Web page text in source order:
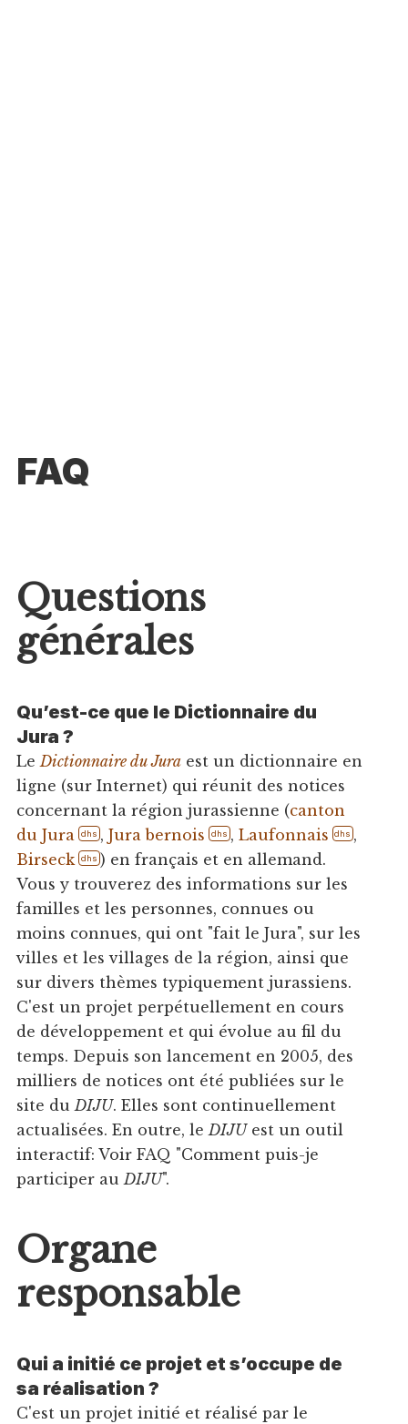
FAQ
Questions
générales
Qu’est-ce que le Dictionnaire du
Jura ?
LeDictionnaire du Juraest un dictionnaire en
ligne (sur Internet) qui réunit des notices
concernant la région jurassienne (canton
du Jura
dhs , Jura bernois dhs , Laufonnais dhs ,
Birseck
dhs ) en français et en allemand.
Vous y trouverez des informations sur les
familles et les personnes, connues ou
moins connues, qui ont "fait le Jura", sur les
villes et les villages de la région, ainsi que
sur divers thèmes typiquement jurassiens.
C'est un projet perpétuellement en cours
de développement et qui évolue au fil du
temps. Depuis son lancement en 2005, des
milliers de notices ont été publiées sur le
site duDIJU. Elles sont continuellement
actualisées. En outre, leDIJUest un outil
interactif: Voir FAQ "Comment puis-je
participer auDIJU".
Organe
responsable
Qui a initié ce projet et s’occupe de
sa réalisation ?
C'est un projet initié et réalisé par le